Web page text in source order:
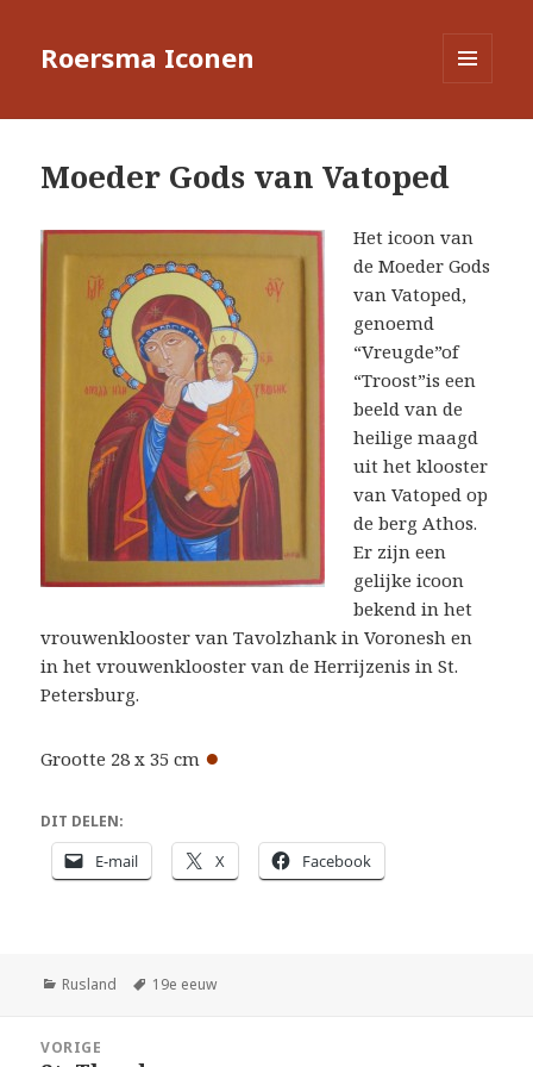
Roersma Iconen
Moeder Gods van Vatoped
Het icoon van
de Moeder Gods
van Vatoped,
genoemd
“Vreugde”of
“Troost”is een
beeld van de
heilige maagd
uit het klooster
van Vatoped op
de berg Athos.
Er zijn een
gelijke icoon
bekend in het
vrouwenklooster van Tavolzhank in Voronesh en
in het vrouwenklooster van de Herrijzenis in St.
Petersburg.
Grootte 28 x 35 cm ●
DIT DELEN:
E-mail X Facebook
Categorieën
Rusland Tags
19e eeuw
navigatie
VORIGE